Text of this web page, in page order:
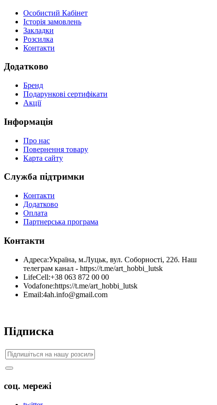
Особистий Кабінет
Історія замовлень
Закладки
Розсилка
Контакти
Додатково
Бренд
Подарункові сертифікати
Акції
Інформація
Про нас
Повернення товару
Карта сайту
Служба підтримки
Контакти
Додатково
Оплата
Партнерська програма
Контакти
Адреса:Україна, м.Луцьк, вул. Соборності, 22б. Наш
телеграм канал - https://t.me/art_hobbi_lutsk
LifeCell:+38 063 872 00 00
Vodafone:https://t.me/art_hobbi_lutsk
Email:4ah.info@gmail.com
Підписка
соц. мережі